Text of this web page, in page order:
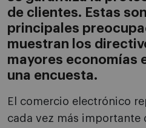
de clientes. Estas
principales
muestran los
mayores economías
una encuesta.
El comercio electrónico
cada vez más importante